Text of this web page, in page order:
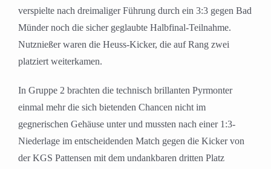
verspielte nach dreimaliger Führung durch ein 3:3 gegen Bad
Münder noch die sicher geglaubte Halbfinal-Teilnahme.
Nutznießer waren die Heuss-Kicker, die auf Rang zwei
platziert weiterkamen.
In Gruppe 2 brachten die technisch brillanten Pyrmonter
einmal mehr die sich bietenden Chancen nicht im
gegnerischen Gehäuse unter und mussten nach einer 1:3-
Niederlage im entscheidenden Match gegen die Kicker von
der KGS Pattensen mit dem undankbaren dritten Platz